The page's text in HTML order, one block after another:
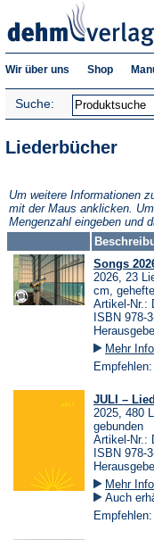
Wir über uns Shop
Suche:
Liederbücher
Um weitere Informationen
mit der Maus anklicken.
Mengenzahl eingeben und
Songs
2026, 23
cm,
Artikel-Nr.:
ISBN 978-
Mehr
Empfehlen:
JULI –
2025, 480
gebunden
Artikel-Nr.:
ISBN 978-
Mehr
Auch
Empfehlen: